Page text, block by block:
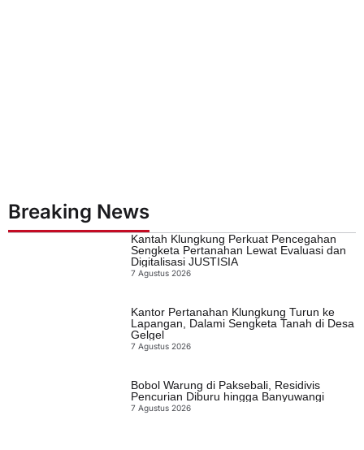
Breaking News
Kantah Klungkung Perkuat Pencegahan
Sengketa Pertanahan Lewat Evaluasi dan
Digitalisasi JUSTISIA
7 Agustus 2026
Kantor Pertanahan Klungkung Turun ke
Lapangan, Dalami Sengketa Tanah di Desa
Gelgel
7 Agustus 2026
Bobol Warung di Paksebali, Residivis
Pencurian Diburu hingga Banyuwangi
7 Agustus 2026